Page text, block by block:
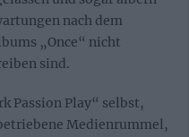
nach dem
„Once“ nicht
sind.
Passion Play“ selbst,
Medienrummel,